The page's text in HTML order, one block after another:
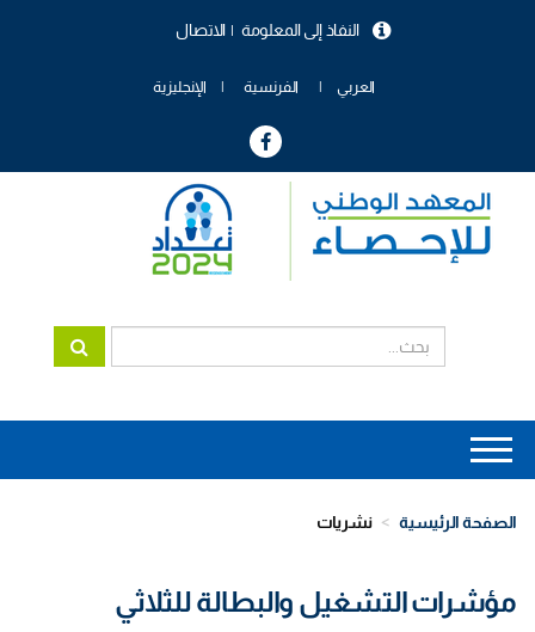
الاتصال النفاذ إلى المعلومة
العربي الفرنسية الإنجليزية
Main
navigation
الصفحة الرئيسية نشريات
مؤشرات التشغيل والبطالة للثلاثي